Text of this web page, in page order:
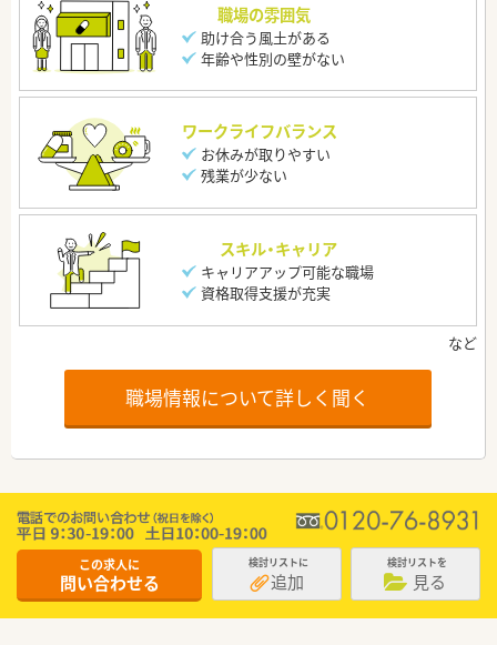
職場の雰囲気
助け合う風土がある
年齢や性別の壁がない
ワークライフバランス
お休みが取りやすい
残業が少ない
スキル・キャリア
キャリアアップ可能な職場
資格取得支援が充実
職場情報について詳しく聞く
この求人に
問い合わせる
検討リストに
追加
検討リストを
見る